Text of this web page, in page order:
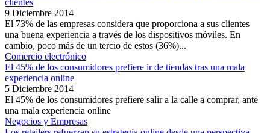
9 Diciembre 2014
El 73% de las empresas considera que proporciona a sus clientes
una buena experiencia a través de los dispositivos móviles. En
cambio, poco más de un tercio de estos (36%)...
Comercio electrónico
El 45% de los consumidores prefiere ir de tiendas tras una mala
experiencia online
5 Diciembre 2014
El 45% de los consumidores prefiere salir a la calle a comprar, ante
una mala experiencia online
Negocios y Empresas